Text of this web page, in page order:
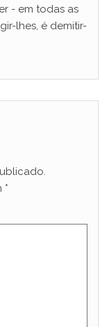
- em todas as
lhes, é demitir-
*